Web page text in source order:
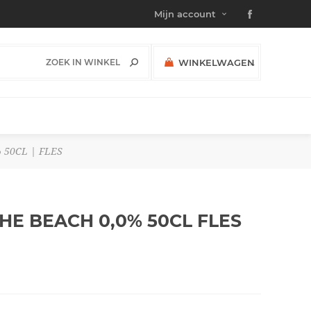
Mijn account
WINKELWAGEN
50CL | FLES
BEACH 0,0% 50CL FLES